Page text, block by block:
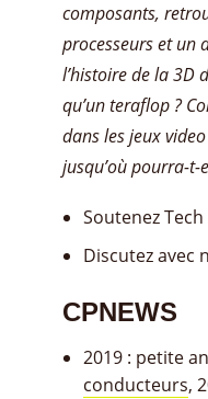
composants,
processeurs et un
l’histoire de la 3D
qu’un teraflop ?
dans les jeux
jusqu’où pourra-t-
Soutenez
Discutez avec
CPNEWS
2019 : petite
conducteurs,